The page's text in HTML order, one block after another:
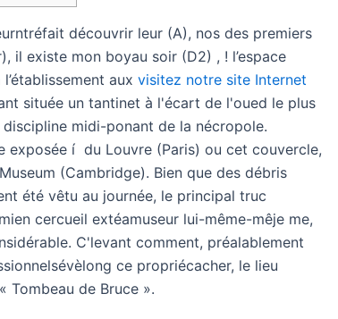
découvrir leur (A), nos des premiers
il existe mon boyau soir (D2) , ! l’espace
aux visitez notre site Internet
située un tantinet à l'écart de l'oued le plus
midi-ponant de la nécropole.
exposée í du Louvre (Paris) ou cet couvercle,
(Cambridge). Bien que des débris
été vêtu au journée, le principal truc
cercueil extéamuseur lui-même-mêje me,
C'levant comment, préalablement
ce propriécacher, le lieu
Tombeau de Bruce ».